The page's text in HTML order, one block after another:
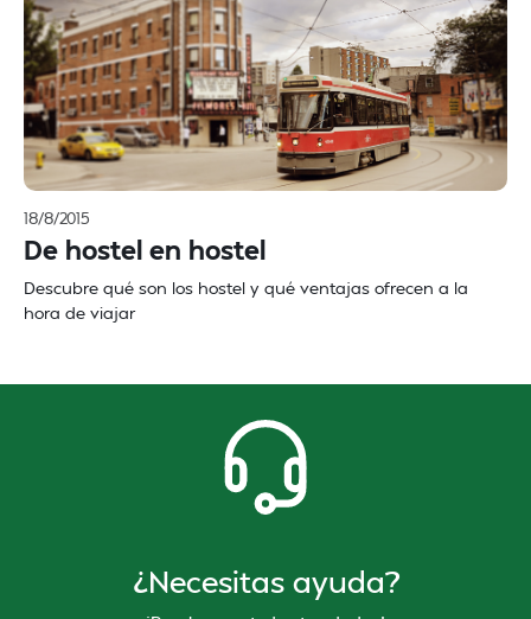
18/8/2015
De hostel en hostel
Descubre qué son los hostel y qué ventajas ofrecen a la
hora de viajar
¿Necesitas ayuda?